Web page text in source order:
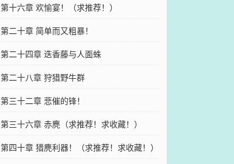
第十六章 欢愉宴！（求推荐！）
第二十章 简单而又粗暴！
第二十四章 迭香藤与人面蛛
第二十八章 狩猎野牛群
第三十二章 悲催的锋！
第三十六章 赤麂（求推荐！求收藏！）
第四十章 猎麂利器！（求推荐！求收藏！）